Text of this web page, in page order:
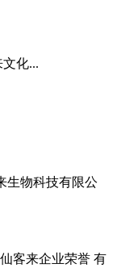
化...
生物科技有限公
客来企业荣誉 有